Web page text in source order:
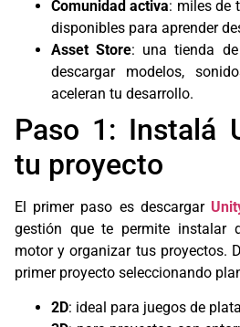
Comunidad activa: miles de
disponibles para aprender
Asset Store: una tienda
descargar modelos,
aceleran tu desarrollo.
Paso 1: Instalá
tu proyecto
El primer paso es descargar
gestión que te permite instalar
motor y organizar tus proyectos.
primer proyecto seleccionando
2D: ideal para juegos de